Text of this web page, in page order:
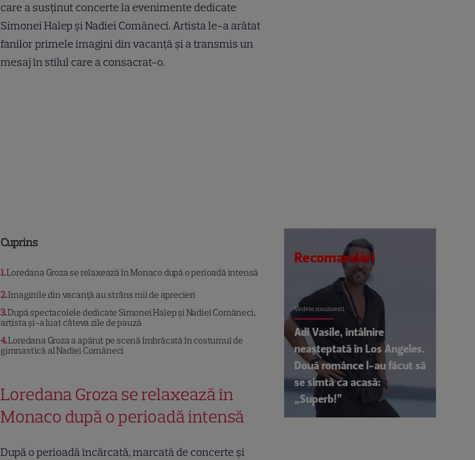
care a susținut concerte la evenimente dedicate
Simonei Halep și Nadiei Comăneci. Artista le-a arătat
fanilor primele imagini din vacanță și a transmis un
mesaj în stilul care a consacrat-o.
Cuprins
1Loredana Groza se relaxează în Monaco după o perioadă intensă
2Imaginile din vacanță au strâns mii de aprecieri
3După spectacolele dedicate Simonei Halep și Nadiei Comăneci,
artista și-a luat câteva zile de pauză
4Loredana Groza a apărut pe scenă îmbrăcată în costumul de
gimnastică al Nadiei Comăneci
Loredana Groza se relaxează în
Monaco după o perioadă intensă
După o perioadă încărcată, marcată de concerte și
Recomandări
Vedete româneşti
Adi Vasile, întâlnire
neașteptată în Los Angeles.
Două românce l-au făcut să
se simtă ca acasă:
„Superb!”